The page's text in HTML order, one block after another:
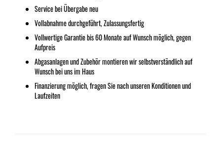
Service bei Übergabe neu
Vollabnahme durchgeführt, Zulassungsfertig
Vollwertige Garantie bis 60 Monate auf Wunsch möglich, gegen
Aufpreis
Abgasanlagen und Zubehör montieren wir selbstverständlich auf
Wunsch bei uns im Haus
Finanzierung möglich, fragen Sie nach unseren Konditionen und
Laufzeiten